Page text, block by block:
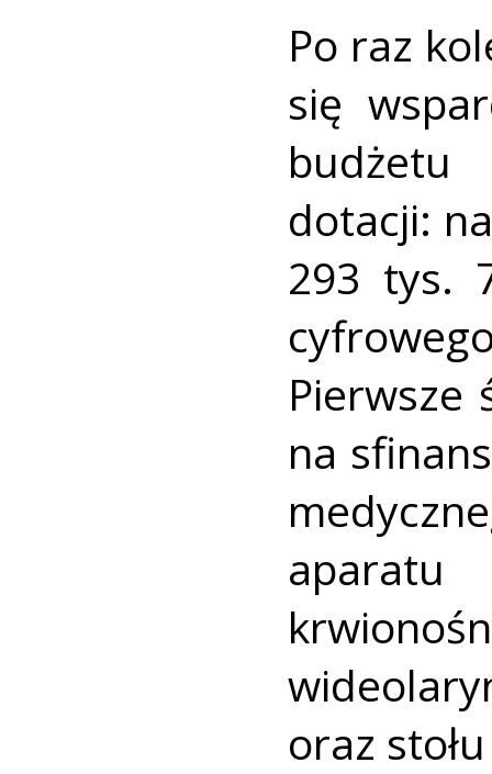
Po raz
się
dotacji:
293 tys.
Pierwsze
na
oraz